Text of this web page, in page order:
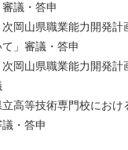
審議・答申
県職業能力開発計画
」審議・答申
山県職業能力開発計
技術専門校における
・答申